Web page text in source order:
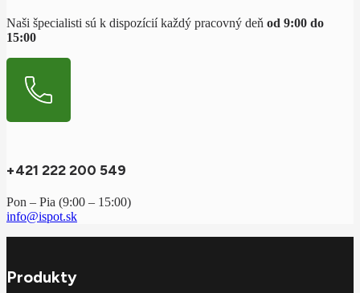
Naši špecialisti sú k dispozícií každý pracovný deň od 9:00 do
15:00
+421 222 200 549
Pon – Pia (9:00 – 15:00)
info@ispot.sk
Produkty